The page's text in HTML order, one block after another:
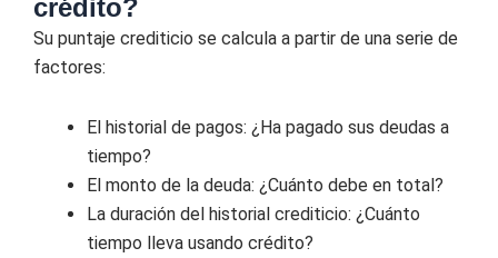
crédito?
Su puntaje crediticio se calcula a partir de una serie de
factores:
El historial de pagos: ¿Ha pagado sus deudas a
tiempo?
El monto de la deuda: ¿Cuánto debe en total?
La duración del historial crediticio: ¿Cuánto
tiempo lleva usando crédito?